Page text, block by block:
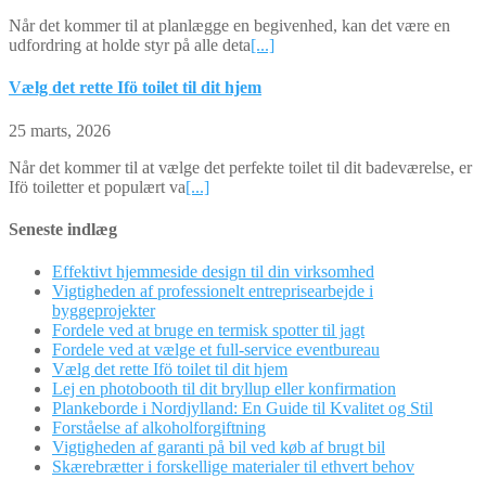
Når det kommer til at planlægge en begivenhed, kan det være en
udfordring at holde styr på alle deta[...]
Vælg det rette Ifö toilet til dit hjem
25 marts, 2026
Når det kommer til at vælge det perfekte toilet til dit badeværelse, er
Ifö toiletter et populært va[...]
Seneste indlæg
Effektivt hjemmeside design til din virksomhed
Vigtigheden af professionelt entreprisearbejde i
byggeprojekter
Fordele ved at bruge en termisk spotter til jagt
Fordele ved at vælge et full-service eventbureau
Vælg det rette Ifö toilet til dit hjem
Lej en photobooth til dit bryllup eller konfirmation
Plankeborde i Nordjylland: En Guide til Kvalitet og Stil
Forståelse af alkoholforgiftning
Vigtigheden af garanti på bil ved køb af brugt bil
Skærebrætter i forskellige materialer til ethvert behov